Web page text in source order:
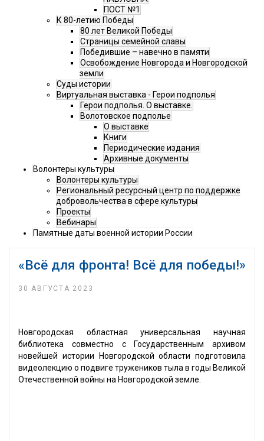
ПОСТ №1
К 80-летию Победы
80 лет Великой Победы
Страницы семейной славы
Победившие – навечно в памяти
Освобождение Новгорода и Новгородской
земли
Суды истории
Виртуальная выставка - Герои подполья
Герои подполья. О выставке.
Волотовское подполье
О выставке
Книги
Периодические издания
Архивные документы
Волонтеры культуры
Волонтеры культуры
Региональный ресурсный центр по поддержке
добровольчества в сфере культуры
Проекты
Вебинары
Памятные даты военной истории России
«Всё для фронта! Всё для победы!»
30 АВГУСТА 2023
Новгородская областная универсальная научная
библиотека совместно с Государственным архивом
новейшей истории Новгородской области подготовила
видеолекцию о подвиге тружеников тыла в годы Великой
Отечественной войны на Новгородской земле.